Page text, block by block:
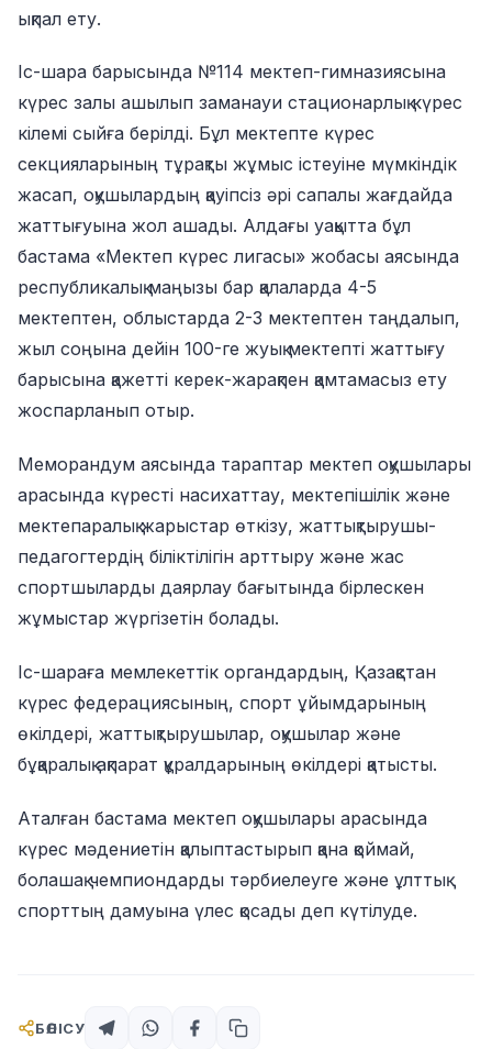
ықпал ету.
Іс-шара барысында №114 мектеп-гимназиясына
күрес залы ашылып заманауи стационарлық күрес
кілемі сыйға берілді. Бұл мектепте күрес
секцияларының тұрақты жұмыс істеуіне мүмкіндік
жасап, оқушылардың қауіпсіз әрі сапалы жағдайда
жаттығуына жол ашады. Алдағы уақытта бұл
бастама «Мектеп күрес лигасы» жобасы аясында
республикалық маңызы бар қалаларда 4-5
мектептен, облыстарда 2-3 мектептен таңдалып,
жыл соңына дейін 100-ге жуық мектепті жаттығу
барысына қажетті керек-жарақпен қамтамасыз ету
жоспарланып отыр.
Меморандум аясында тараптар мектеп оқушылары
арасында күресті насихаттау, мектепішілік және
мектепаралық жарыстар өткізу, жаттықтырушы-
педагогтердің біліктілігін арттыру және жас
спортшыларды даярлау бағытында бірлескен
жұмыстар жүргізетін болады.
Іс-шараға мемлекеттік органдардың, Қазақстан
күрес федерациясының, спорт ұйымдарының
өкілдері, жаттықтырушылар, оқушылар және
бұқаралық ақпарат құралдарының өкілдері қатысты.
Аталған бастама мектеп оқушылары арасында
күрес мәдениетін қалыптастырып қана қоймай,
болашақ чемпиондарды тәрбиелеуге және ұлттық
спорттың дамуына үлес қосады деп күтілуде.
БӨЛІСУ